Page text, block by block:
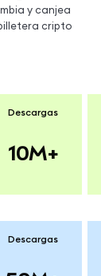
y canjea
cripto
Descargas
10M+
Descargas